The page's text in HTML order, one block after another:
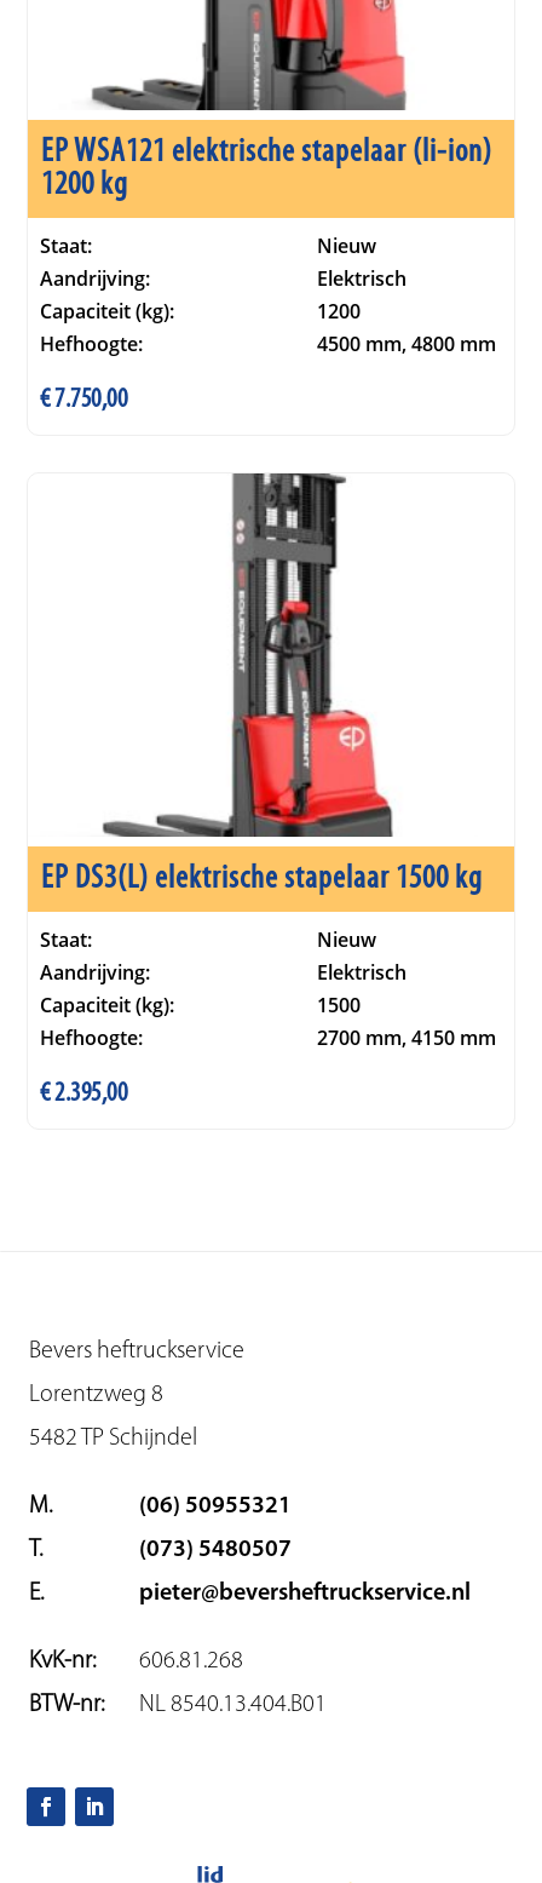
EP WSA121 elektrische stapelaar (li-ion)
1200 kg
Staat:
Nieuw
Aandrijving:
Elektrisch
Capaciteit (kg):
1200
Hefhoogte:
4500 mm, 4800 mm
€7.750,00
EP DS3(L) elektrische stapelaar 1500 kg
Staat:
Nieuw
Aandrijving:
Elektrisch
Capaciteit (kg):
1500
Hefhoogte:
2700 mm, 4150 mm
€2.395,00
Bevers heftruckservice
Lorentzweg 8
5482 TP Schijndel
M.
(06) 50955321
T.
(073) 5480507
E.
pieter@beversheftruckservice.nl
KvK-nr:
606.81.268
BTW-nr:
NL 8540.13.404.B01